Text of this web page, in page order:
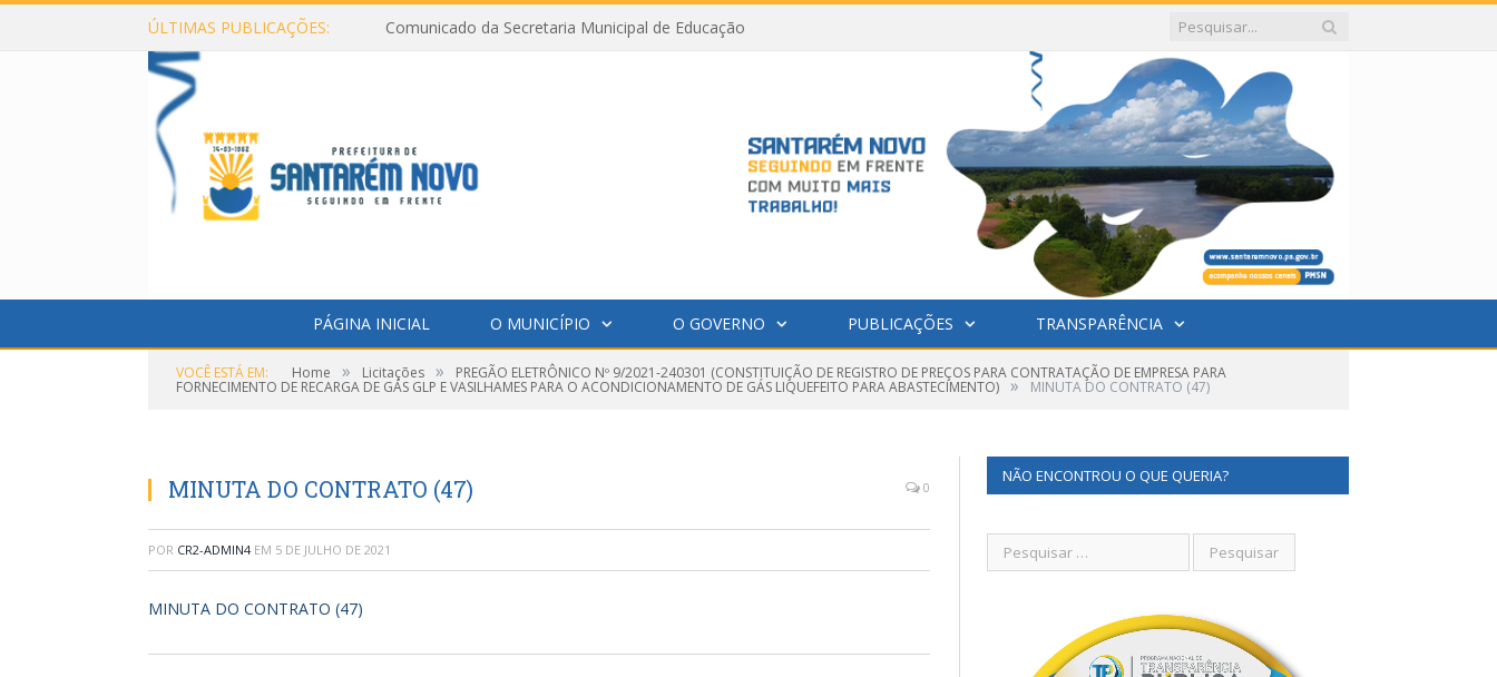
ÚLTIMAS PUBLICAÇÕES: Comunicado da Secretaria Municipal de Educação
PÁGINA INICIAL O MUNICÍPIO O GOVERNO PUBLICAÇÕES TRANSPARÊNCIA
VOCÊ ESTÁ EM: Home » Licitações » PREGÃO ELETRÔNICO Nº 9/2021-240301 (CONSTITUIÇÃO DE REGISTRO DE PREÇOS PARA CONTRATAÇÃO DE EMPRESA PARA
FORNECIMENTO DE RECARGA DE GÁS GLP E VASILHAMES PARA O ACONDICIONAMENTO DE GÁS LIQUEFEITO PARA ABASTECIMENTO) » MINUTA DO CONTRATO (47)
MINUTA DO CONTRATO (47) 0
POR CR2-ADMIN4 EM 5 DE JULHO DE 2021
MINUTA DO CONTRATO (47)
NÃO ENCONTROU O QUE QUERIA?